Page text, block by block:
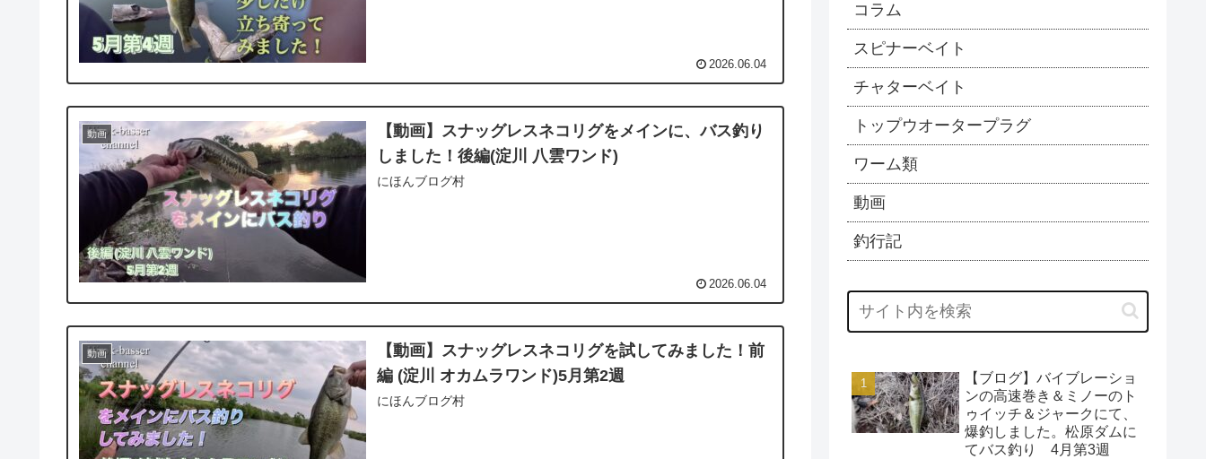
2026.06.04
動画
【動画】スナッグレスネコリグをメインに、バス釣り
しました！後編(淀川 八雲ワンド)
にほんブログ村
2026.06.04
動画
【動画】スナッグレスネコリグを試してみました！前
編 (淀川 オカムラワンド)5月第2週
にほんブログ村
コラム
スピナーベイト
チャターベイト
トップウオータープラグ
ワーム類
動画
釣行記
【ブログ】バイブレーショ
ンの高速巻き＆ミノーのト
ゥイッチ＆ジャークにて、
爆釣しました。松原ダムに
てバス釣り 4月第3週